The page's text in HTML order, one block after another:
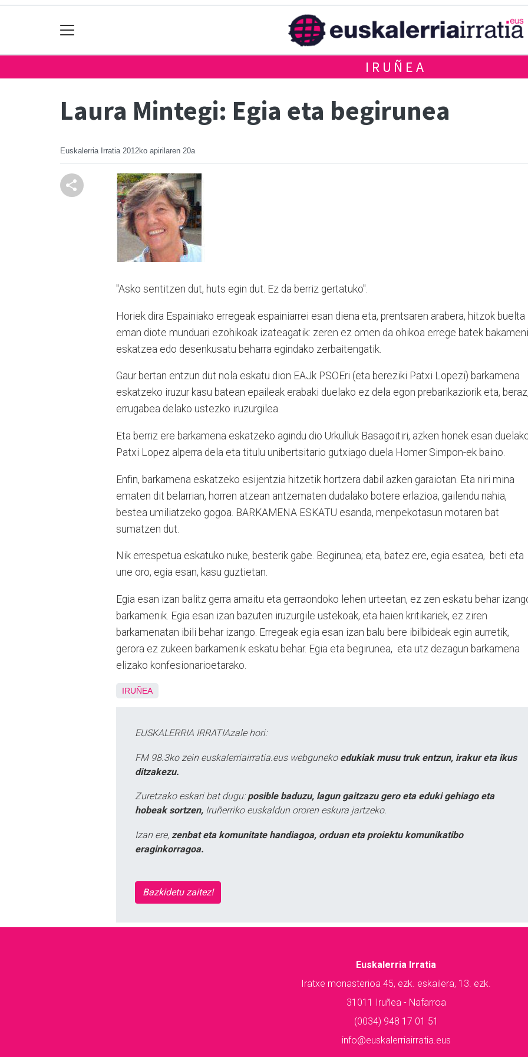
IRUÑEA
Laura Mintegi: Egia eta begirunea
Euskalerria Irratia 2012ko apirilaren 20a
"Asko sentitzen dut, huts egin dut. Ez da berriz gertatuko".
Horiek dira Espainiako erregeak espainiarrei esan diena eta, prentsaren arabera, hitzok buelta
eman diote munduari ezohikoak izateagatik: zeren ez omen da ohikoa errege batek
eskatzea edo desenkusatu beharra egindako zerbaitengatik.
Gaur bertan entzun dut nola eskatu dion EAJk PSOEri (eta bereziki Patxi Lopezi) barkamena
eskatzeko iruzur kasu batean epaileak erabaki duelako ez dela egon prebarikaziorik eta, beraz,
errugabea delako ustezko iruzurgilea.
Eta berriz ere barkamena eskatzeko agindu dio Urkulluk Basagoitiri, azken honek esan
Patxi Lopez alperra dela eta titulu unibertsitario gutxiago duela Homer Simpon-ek baino.
Enfin, barkamena eskatzeko esijentzia hitzetik hortzera dabil azken garaiotan. Eta niri mina
ematen dit belarrian, horren atzean antzematen dudalako botere erlazioa, gailendu nahia,
bestea umiliatzeko gogoa. BARKAMENA ESKATU esanda, menpekotasun motaren bat
sumatzen dut.
Nik errespetua eskatuko nuke, besterik gabe. Begirunea; eta, batez ere, egia esatea, beti eta
une oro, egia esan, kasu guztietan.
Egia esan izan balitz gerra amaitu eta gerraondoko lehen urteetan, ez zen eskatu behar
barkamenik. Egia esan izan bazuten iruzurgile ustekoak, eta haien kritikariek, ez ziren
barkamenatan ibili behar izango. Erregeak egia esan izan balu bere ibilbideak egin aurretik,
gerora ez zukeen barkamenik eskatu behar. Egia eta begirunea, eta utz dezagun barkamena
elizako konfesionarioetarako.
IRUÑEA
EUSKALERRIA IRRATIAzale hori:
FM 98.3ko zein euskalerriairratia.eus webguneko edukiak musu truk entzun, irakur eta ikus
ditzakezu.
Zuretzako eskari bat dugu: posible baduzu, lagun gaitzazu gero eta eduki gehiago eta
hobeak sortzen, Iruñerriko euskaldun ororen eskura jartzeko.
Izan ere, zenbat eta komunitate handiagoa, orduan eta proiektu komunikatibo
eraginkorragoa.
Bazkidetu zaitez!
Euskalerria Irratia
Iratxe monasterioa 45, ezk. eskailera, 13. ezk.
31011 Iruñea - Nafarroa
(0034) 948 17 01 51
info@euskalerriairratia.eus